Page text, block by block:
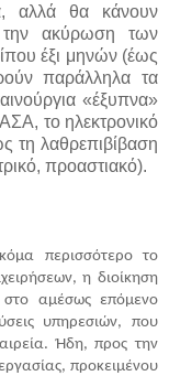
αλλά θα κάνουν
την ακύρωση των
έξι μηνών (έως
παράλληλα τα
«έξυπνα»
το ηλεκτρονικό
τη λαθρεπιβίβαση
προαστιακό).
περισσότερο το
η διοίκηση
αμέσως επόμενο
υπηρεσιών, που
Ήδη, προς την
προκειμένου